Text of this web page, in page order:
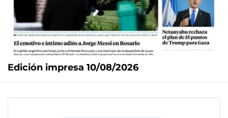
Edición impresa 10/08/2026